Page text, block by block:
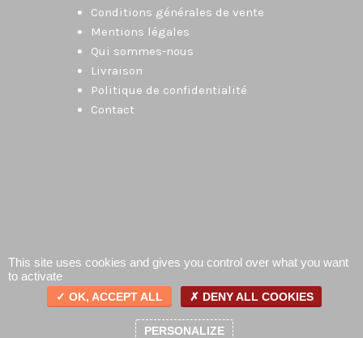
Conditions générales de vente
Mentions légales
Qui sommes-nous
Livraison
Politique de confidentialité
Contact
This site uses cookies and gives you control over what you want
to activate
OK, ACCEPT ALL DENY ALL COOKIES
PERSONALIZE